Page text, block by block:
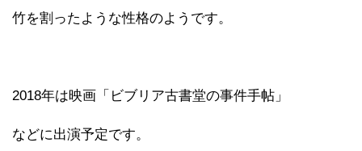
竹を割ったような性格のようです。
2018年は映画「ビブリア古書堂の事件手帖」
などに出演予定です。